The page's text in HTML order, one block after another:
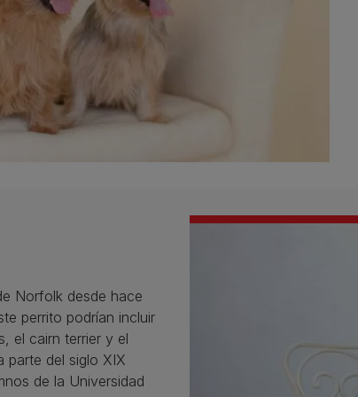
Norfolk desde hace
perrito podrían incluir
el cairn terrier y el
parte del siglo XIX
de la Universidad